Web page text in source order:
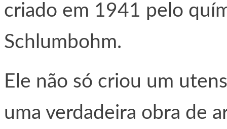
criado em 1941 pelo
Schlumbohm.
Ele não só criou um
uma verdadeira obra de